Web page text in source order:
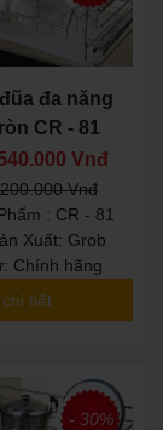
đa năng
CR - 81
Vnđ
Vnđ
: CR - 81
Xuất: Grob
Chính hãng
tiết
- 30%